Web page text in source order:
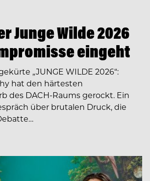
Junge Wilde 2026
eingeht
„JUNGE WILDE 2026“:
hat den härtesten
des DACH-Raums gerockt. Ein
über brutalen Druck, die